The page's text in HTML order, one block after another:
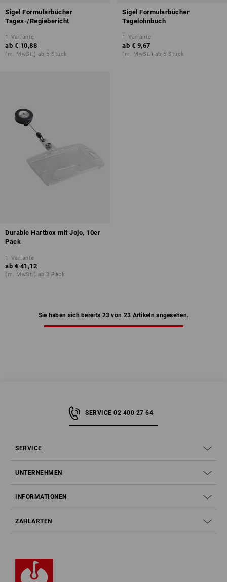
Sigel Formularbücher
Tages-/Regiebericht
1 Variante
ab € 10,88
(m. MwSt.) ab 5 Stück
Sigel Formularbücher
Tagelohnbuch
1 Variante
ab € 9,67
(m. MwSt.) ab 5 Stück
Durable Hartbox mit Jojo, 10er
Pack
1 Variante
ab € 41,12
(m. MwSt.) ab 3 Pack
Sie haben sich bereits 23 von 23 Artikeln angesehen.
SERVICE 02 400 27 64
SERVICE
UNTERNEHMEN
INFORMATIONEN
ZAHLARTEN